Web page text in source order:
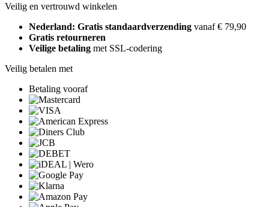
Veilig en vertrouwd winkelen
Nederland: Gratis standaardverzending vanaf € 79,90
Gratis retourneren
Veilige betaling met SSL-codering
Veilig betalen met
Betaling vooraf